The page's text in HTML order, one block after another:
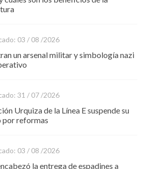
03 / 08 /2026
un arsenal militar y simbología nazi
31 / 07 /2026
Urquiza de la Línea E suspende su
por reformas
03 / 08 /2026
la entrega de espadines a